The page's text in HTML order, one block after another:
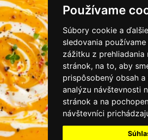
Používame
Súbory cookie a
sledovania
zážitku z prehliadania
stránok, na to, aby
prispôsobený obsah a
analýzu návštevnosti
stránok a na
návštevníci
KONTAKTUJTE NÁS
PRIHLÁSIŤ SA DO
Všeobecné
Ochrana
Cookies